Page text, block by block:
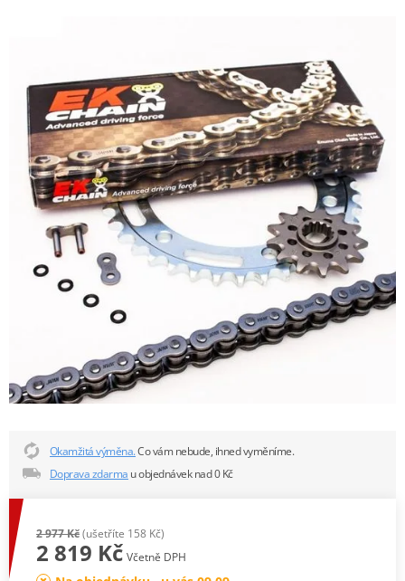
Okamžitá výměna.Co vám nebude, ihned vyměníme.
Doprava zdarma u objednávek nad 0 Kč
2 977 Kč(ušetříte 158 Kč)
2 819 Kč Včetně DPH